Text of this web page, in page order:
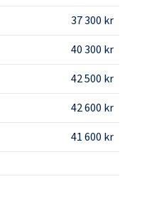
37 300 kr
40 300 kr
42 500 kr
42 600 kr
41 600 kr